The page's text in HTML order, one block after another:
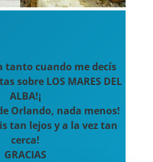
tanto cuando me decís
sobre LOS MARES DEL
ALBA!¡
Orlando, nada menos!
tan lejos y a la vez tan
cerca!
GRACIAS